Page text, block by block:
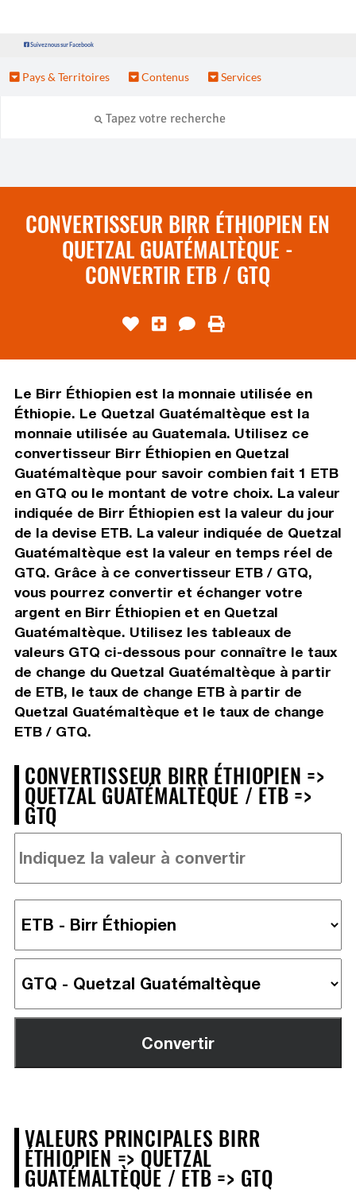
Suivez nous sur Facebook
Pays & Territoires Contenus Services
CONVERTISSEUR BIRR ÉTHIOPIEN EN
QUETZAL GUATÉMALTÈQUE -
CONVERTIR ETB / GTQ
Le Birr Éthiopien est la monnaie utilisée en
Éthiopie. Le Quetzal Guatémaltèque est la
monnaie utilisée au Guatemala. Utilisez ce
convertisseur Birr Éthiopien en Quetzal
Guatémaltèque pour savoir combien fait 1 ETB
en GTQ ou le montant de votre choix. La valeur
indiquée de Birr Éthiopien est la valeur du jour
de la devise ETB. La valeur indiquée de Quetzal
Guatémaltèque est la valeur en temps réel de
GTQ. Grâce à ce convertisseur ETB / GTQ,
vous pourrez convertir et échanger votre
argent en Birr Éthiopien et en Quetzal
Guatémaltèque. Utilisez les tableaux de
valeurs GTQ ci-dessous pour connaître le taux
de change du Quetzal Guatémaltèque à partir
de ETB, le taux de change ETB à partir de
Quetzal Guatémaltèque et le taux de change
ETB / GTQ.
CONVERTISSEUR BIRR ÉTHIOPIEN =>
QUETZAL GUATÉMALTÈQUE / ETB =>
GTQ
VALEURS PRINCIPALES BIRR
ÉTHIOPIEN => QUETZAL
GUATÉMALTÈQUE / ETB => GTQ